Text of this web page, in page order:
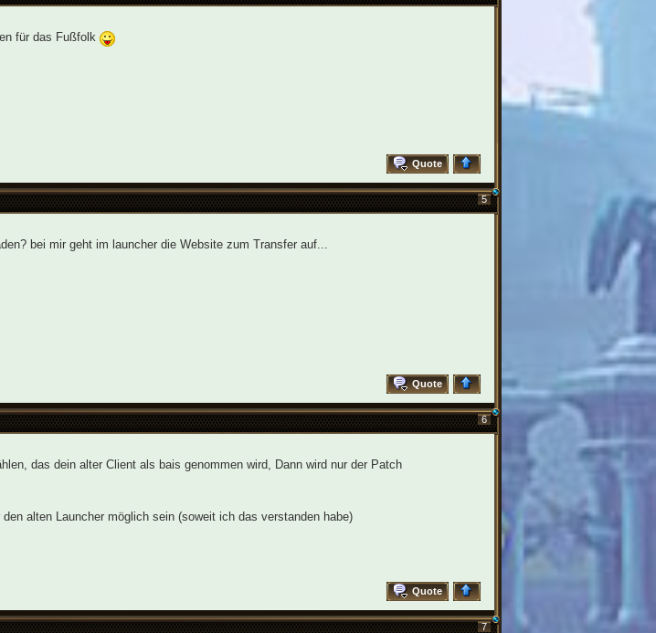
für das Fußfolk
Quote
5
bei mir geht im launcher die Website zum Transfer auf...
Quote
6
das dein alter Client als bais genommen wird, Dann wird nur der Patch
alten Launcher möglich sein (soweit ich das verstanden habe)
Quote
7